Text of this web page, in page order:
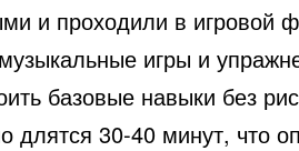
и проходили в игровой
игры и
базовые навыки без
длятся 30-40 минут, что